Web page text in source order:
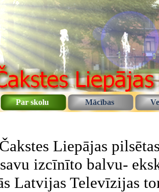
Par skolu Mācības
Liepājas
izcīnīto balvu-
Latvijas Televīzijas